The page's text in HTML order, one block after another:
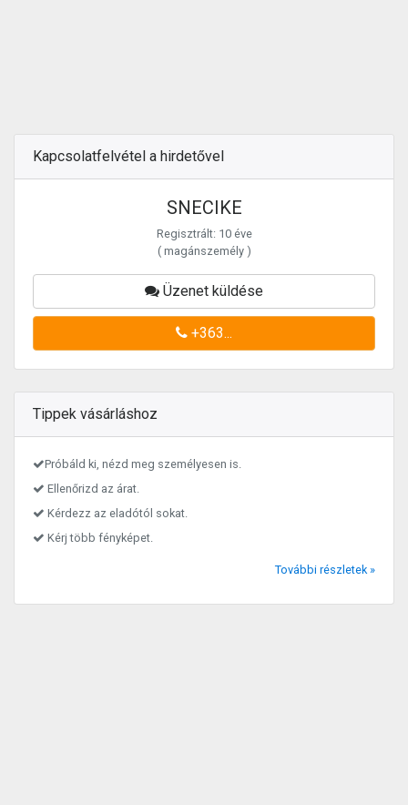
Kapcsolatfelvétel a hirdetővel
SNECIKE
Regisztrált: 10 éve
( magánszemély )
Üzenet küldése
+363...
Tippek vásárláshoz
Próbáld ki, nézd meg személyesen is.
Ellenőrizd az árat.
Kérdezz az eladótól sokat.
Kérj több fényképet.
További részletek »